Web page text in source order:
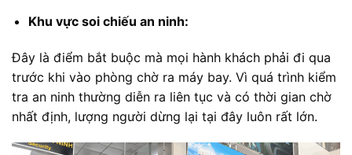
Khu vực soi chiếu an ninh:
Đây là điểm bắt buộc mà mọi hành khách phải đi qua
trước khi vào phòng chờ ra máy bay. Vì quá trình kiểm
tra an ninh thường diễn ra liên tục và có thời gian chờ
nhất định, lượng người dừng lại tại đây luôn rất lớn.